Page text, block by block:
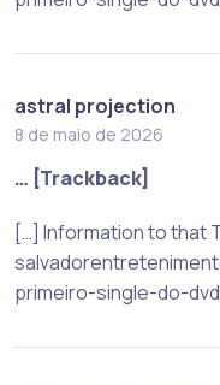
astral projection
8 de maio de 2026
… [Trackback]
[…] Information to that
primeiro-single-do-